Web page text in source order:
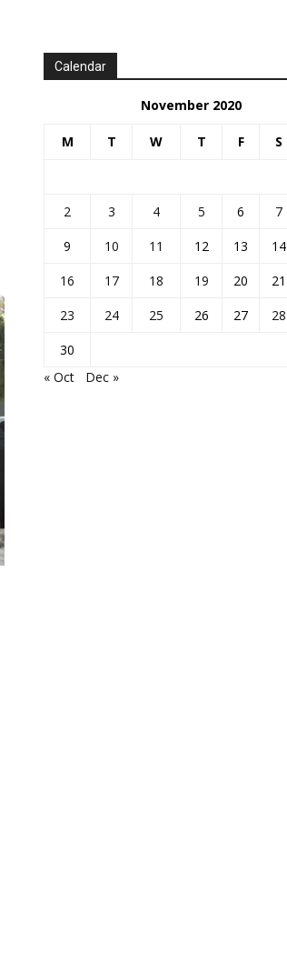
Calendar
November 2020
M T W T F S
2
3 4 5 6 7
9
10 11 12 13 14
16
17 18 19 20 21
23
24 25 26 27 28
30
« Oct
Dec »